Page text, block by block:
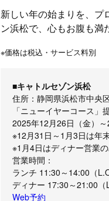
新しい年の始まりを、プ
ン浜松で、心もお腹も満
※価格は税込・サービス料別
■キャトルセゾン浜松
住所：静岡県浜松市中央
「ニューイヤーコース
2025年12月26日（金）～
※12月31日～1月3日は年
※1月4日はディナー営業
営業時間：
ランチ 11:30～14:00（
ディナー 17:30～21:00（
Web予約